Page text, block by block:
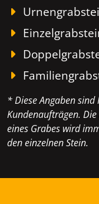
* Diese Angaben sind
Kundenaufträgen.
eines Grabes wird
den einzelnen Stein.